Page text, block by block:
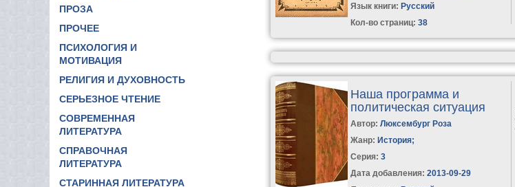
ПРОЗА
ПРОЧЕЕ
ПСИХОЛОГИЯ И
МОТИВАЦИЯ
РЕЛИГИЯ И ДУХОВНОСТЬ
СЕРЬЕЗНОЕ ЧТЕНИЕ
СОВРЕМЕННАЯ
ЛИТЕРАТУРА
СПРАВОЧНАЯ
ЛИТЕРАТУРА
СТАРИННАЯ ЛИТЕРАТУРА
Язык книги: Русский
Кол-во страниц: 38
Наша программа и
политическая ситуация
Автор:Люксембург Роза
Жанр: История;
Серия:3
Дата добавления: 2013-09-29